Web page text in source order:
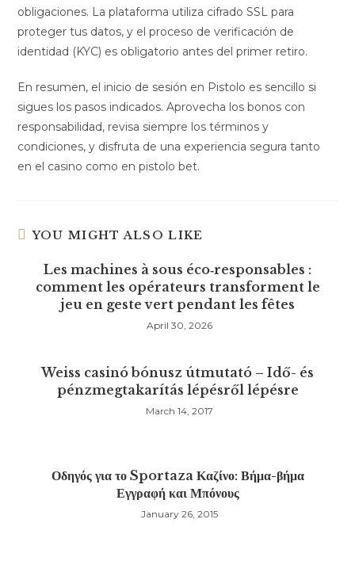
obligaciones. La plataforma utiliza cifrado SSL para
proteger tus datos, y el proceso de verificación de
identidad (KYC) es obligatorio antes del primer retiro.
En resumen, el inicio de sesión en Pistolo es sencillo si
sigues los pasos indicados. Aprovecha los bonos con
responsabilidad, revisa siempre los términos y
condiciones, y disfruta de una experiencia segura tanto
en el casino como en pistolo bet.
YOU MIGHT ALSO LIKE
Les machines à sous éco‑responsables :
comment les opérateurs transforment le
jeu en geste vert pendant les fêtes
April 30, 2026
Weiss casinó bónusz útmutató – Idő- és
pénzmegtakarítás lépésről lépésre
March 14, 2017
Οδηγός για το Sportaza Καζίνο: Βήμα-βήμα
Εγγραφή και Μπόνους
January 26, 2015